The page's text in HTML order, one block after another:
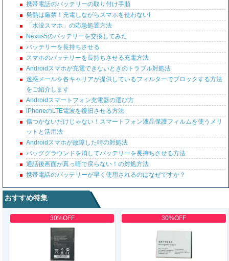
携帯電話のバッテリーの取り付け手順
発熱は厳禁！充電しながらスマホを使わないl
「水没スマホ」の応急処置方法
Nexus5のバッテリーを交換してみた
バッテリーを長持ちさせる
スマホのバッテリーを長持ちさせる充電方法
Androidスマホが充電できないときのトラブル対処法
迷惑メールを各キャリアが提供しているフィルターでブロックする方法
をご紹介します
Androidスマートフォン充電器の選び方
iPhoneのLTE電波を復旧させる方法
傷つかないだけじゃない！スマートフォン液晶保護フィルムを使うメリ
ットと活用法
Androidスマホが故障した時の対処法
バッググラウンドを消してバッテリーを長持ちさせる方法
通話後画面が真っ暗で戻らない！の対処方法
携帯電話のバッテリーが早く使用されるのはなぜですか？
おすすめ特集
30%OFF 30%OFF